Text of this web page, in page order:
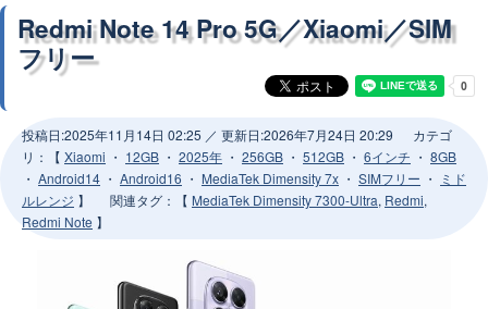
Redmi Note 14 Pro 5G／Xiaomi／SIM
フリー
投稿日:2025年11月14日 02:25 ／ 更新日:2026年7月24日 20:29
カテゴ
リ：【 Xiaomi ・ 12GB ・ 2025年 ・ 256GB ・ 512GB ・ 6インチ ・ 8GB
・ Android14 ・ Android16 ・ MediaTek Dimensity 7x ・ SIMフリー ・
ミド
ルレンジ 】 関連タグ ：【 MediaTek Dimensity 7300-Ultra, Redmi,
Redmi Note 】